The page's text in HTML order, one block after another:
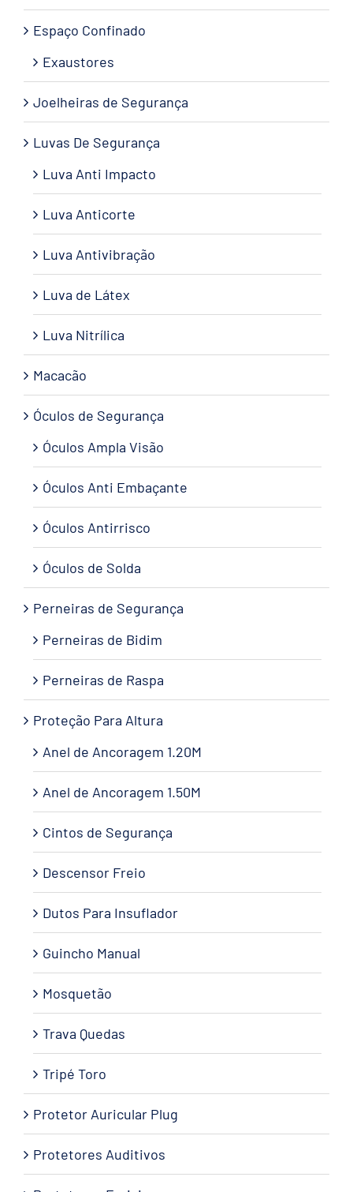
Espaço Confinado
Exaustores
Joelheiras de Segurança
Luvas De Segurança
Luva Anti Impacto
Luva Anticorte
Luva Antivibração
Luva de Látex
Luva Nitrílica
Macacão
Óculos de Segurança
Óculos Ampla Visão
Óculos Anti Embaçante
Óculos Antirrisco
Óculos de Solda
Perneiras de Segurança
Perneiras de Bidim
Perneiras de Raspa
Proteção Para Altura
Anel de Ancoragem 1.20M
Anel de Ancoragem 1.50M
Cintos de Segurança
Descensor Freio
Dutos Para Insuflador
Guincho Manual
Mosquetão
Trava Quedas
Tripé Toro
Protetor Auricular Plug
Protetores Auditivos